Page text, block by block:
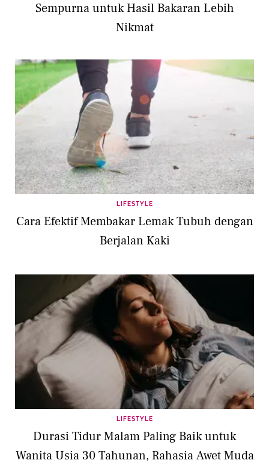
Sempurna untuk Hasil Bakaran Lebih
Nikmat
LIFESTYLE
Cara Efektif Membakar Lemak Tubuh dengan
Berjalan Kaki
LIFESTYLE
Durasi Tidur Malam Paling Baik untuk
Wanita Usia 30 Tahunan, Rahasia Awet Muda